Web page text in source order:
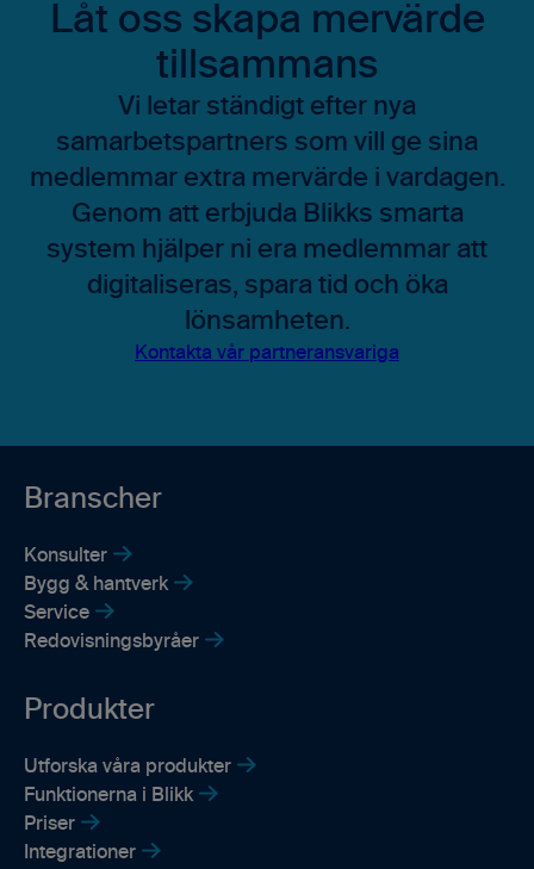
Låt oss skapa mervärde
tillsammans
Vi letar ständigt efter nya
samarbetspartners som vill ge sina
medlemmar extra mervärde i vardagen.
Genom att erbjuda Blikks smarta
system hjälper ni era medlemmar att
digitaliseras, spara tid och öka
lönsamheten.
Kontakta vår partneransvariga
Branscher
Konsulter
Bygg & hantverk
Service
Redovisningsbyråer
Produkter
Utforska våra produkter
Funktionerna i Blikk
Priser
Integrationer